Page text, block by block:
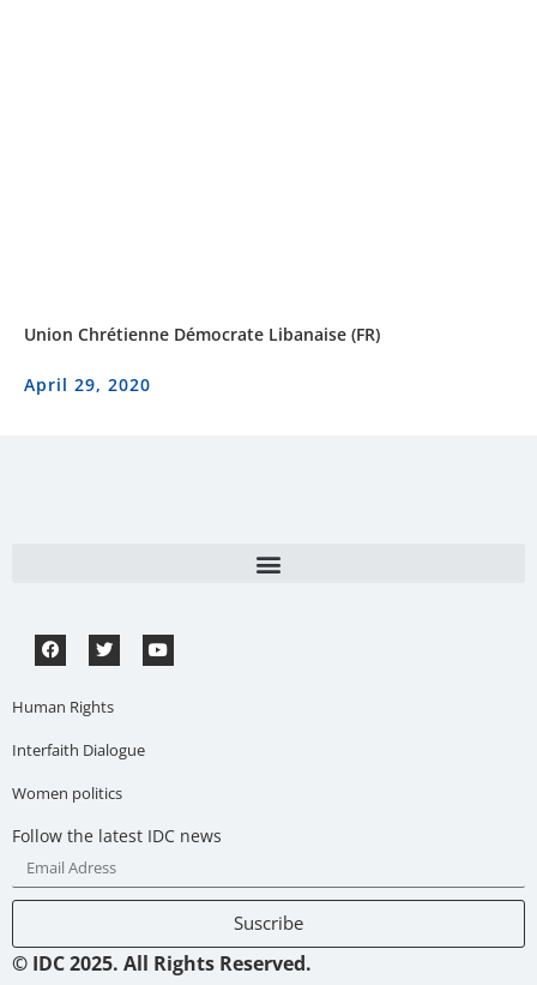
Union Chrétienne Démocrate Libanaise (FR)
April 29, 2020
Human Rights
Interfaith Dialogue
Women politics
Follow the latest IDC news
Suscribe
© IDC 2025. All Rights Reserved.